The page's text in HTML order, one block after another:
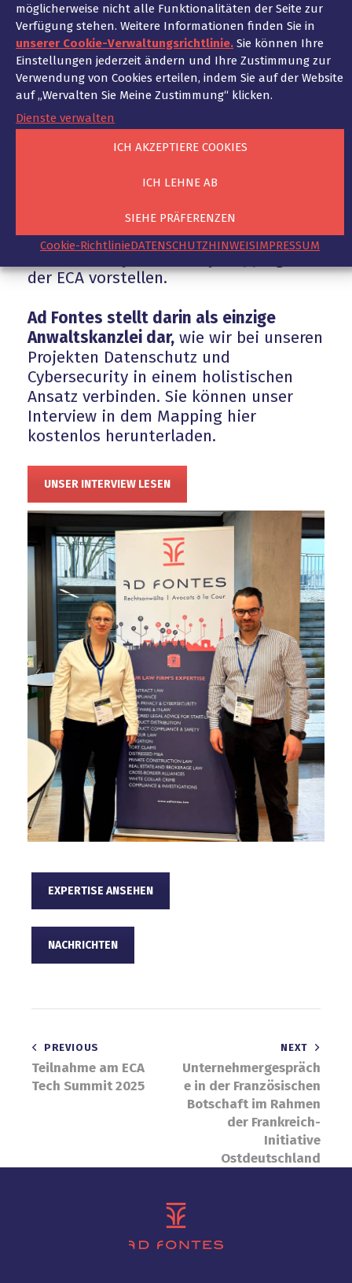
möglicherweise nicht alle Funktionalitäten der Seite zur
Verfügung stehen. Weitere Informationen finden Sie in
unserer Cookie-Verwaltungsrichtlinie. Sie können Ihre
Einstellungen jederzeit ändern und Ihre Zustimmung zur
Verwendung von Cookies erteilen, indem Sie auf der Website
auf „Wervalten Sie Meine Zustimmung“ klicken.
Dienste verwalten
ICH AKZEPTIERE COOKIES
ICH LEHNE AB
SIEHE PRÄFERENZEN
Cookie-RichtlinieDATENSCHUTZHINWEISIMPRESSUM
Der Tech Summit war für Ad Fontes
sich mit Anbietern verschiedenster
Cybersicherheitslösungen zu vernetzen,
die sich imCybersecurity Mapping 2025
der ECA vorstellen.
Ad Fontes stellt darin als einzige
Anwaltskanzlei dar, wie wir bei unseren
Projekten Datenschutz und
Cybersecurity in einem holistischen
Ansatz verbinden. Sie können unser
Interview in dem Mapping hier
kostenlos herunterladen.
UNSER INTERVIEW LESEN
EXPERTISE ANSEHEN
NACHRICHTEN
Beitragsnavigation
PREVIOUS
Teilnahme am ECA
Tech Summit 2025
NEXT
Unternehmergespräch
e in der Französischen
Botschaft im Rahmen
der Frankreich-
Initiative
Ostdeutschland